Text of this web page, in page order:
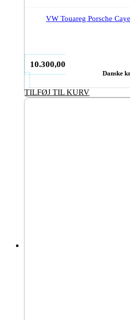
VW Touareg Porsche
10.300,00
Danske
TILFØJ TIL KURV